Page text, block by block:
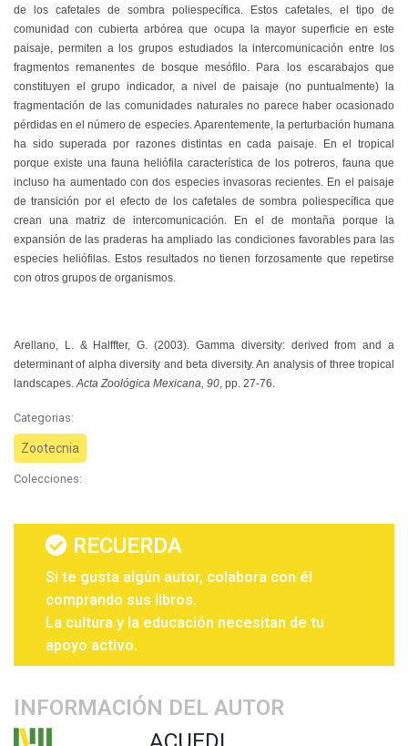
de los cafetales de sombra poliespecífica. Estos cafetales, el tipo de
comunidad con cubierta arbórea que ocupa la mayor superficie en este
paisaje, permiten a los grupos estudiados la intercomunicación entre los
fragmentos remanentes de bosque mesófilo. Para los escarabajos que
constituyen el grupo indicador, a nivel de paisaje (no puntualmente) la
fragmentación de las comunidades naturales no parece haber ocasionado
pérdidas en el número de especies. Aparentemente, la perturbación humana
ha sido superada por razones distintas en cada paisaje. En el tropical
porque existe una fauna heliófila característica de los potreros, fauna que
incluso ha aumentado con dos especies invasoras recientes. En el paisaje
de transición por el efecto de los cafetales de sombra poliespecífica que
crean una matriz de intercomunicación. En el de montaña porque la
expansión de las praderas ha ampliado las condiciones favorables para las
especies heliófilas. Estos resultados no tienen forzosamente que repetirse
con otros grupos de organismos.
Arellano, L. & Halffter, G. (2003). Gamma diversity: derived from and a
determinant of alpha diversity and beta diversity. An analysis of three tropical
landscapes.Acta Zoológica Mexicana, 90, pp. 27-76.
Categorias:
Zootecnia
Colecciones:
RECUERDA
Si te gusta algún autor, colabora con él
comprando sus libros.
La cultura y la educación necesitan de tu
apoyo activo.
INFORMACIÓN DEL AUTOR